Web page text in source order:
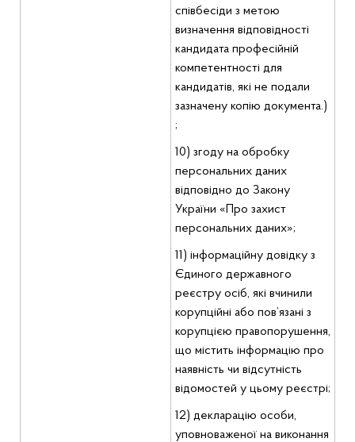
співбесіди з метою
визначення відповідності
кандидата професійній
компетентності для
кандидатів, які не подали
зазначену копію документа.)
;
10) згоду на обробку
персональних даних
відповідно до Закону
України «Про захист
персональних даних»;
11) інформаційну довідку з
Єдиного державного
реєстру осіб, які вчинили
корупційні або пов’язані з
корупцією правопорушення,
що містить інформацію про
наявність чи відсутність
відомостей у цьому реєстрі;
12) декларацію особи,
уповноваженої на виконання